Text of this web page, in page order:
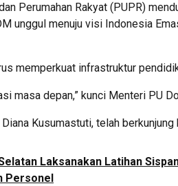
Perumahan Rakyat (PUPR)
unggul menuju visi Indonesia
memperkuat infrastruktur
masa depan,” kunci Menteri PU
Kusumastuti, telah
Laksanakan Latihan
Personel